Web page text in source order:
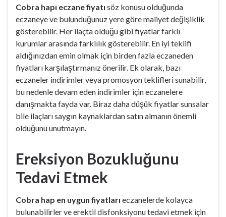
Cobra hapı eczane fiyatı söz konusu olduğunda
eczaneye ve bulunduğunuz yere göre maliyet değişiklik
gösterebilir. Her ilaçta olduğu gibi fiyatlar farklı
kurumlar arasında farklılık gösterebilir. En iyi teklifi
aldığınızdan emin olmak için birden fazla eczaneden
fiyatları karşılaştırmanız önerilir. Ek olarak, bazı
eczaneler indirimler veya promosyon teklifleri sunabilir,
bu nedenle devam eden indirimler için eczanelere
danışmakta fayda var. Biraz daha düşük fiyatlar sunsalar
bile ilaçları saygın kaynaklardan satın almanın önemli
olduğunu unutmayın.
Ereksiyon Bozukluğunu
Tedavi Etmek
Cobra hap en uygun fiyatları eczanelerde kolayca
bulunabilirler ve erektil disfonksiyonu tedavi etmek için